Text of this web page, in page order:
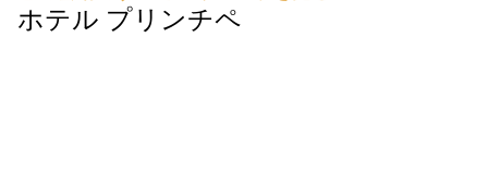
ホテル プリンチペ